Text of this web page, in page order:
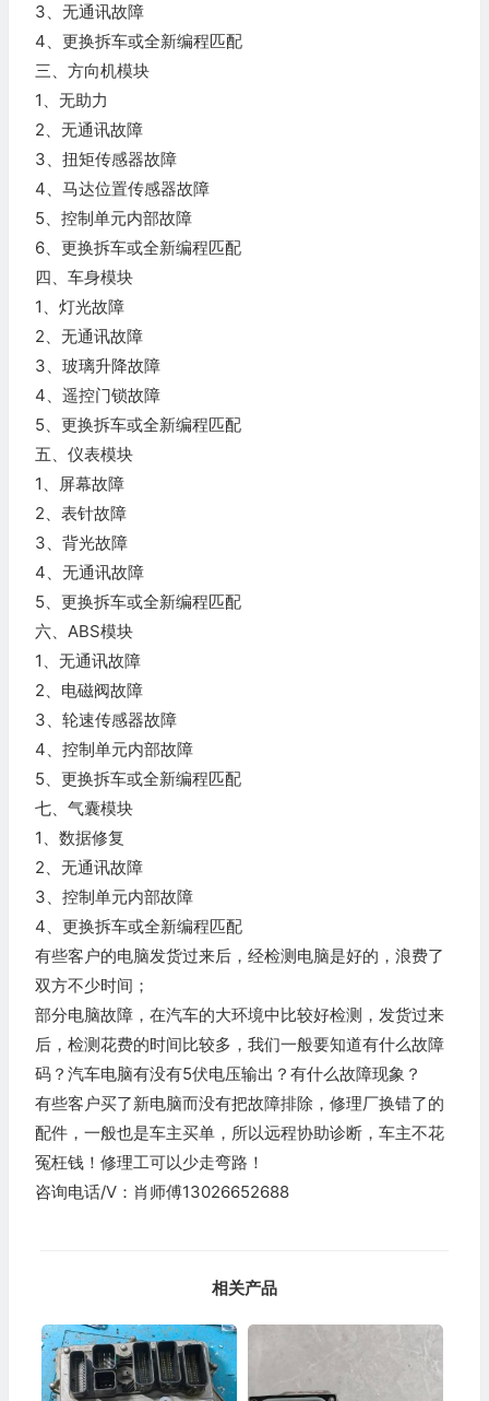
3、无通讯故障
4、更换拆车或全新编程匹配
三、方向机模块
1、无助力
2、无通讯故障
3、扭矩传感器故障
4、马达位置传感器故障
5、控制单元内部故障
6、更换拆车或全新编程匹配
四、车身模块
1、灯光故障
2、无通讯故障
3、玻璃升降故障
4、遥控门锁故障
5、更换拆车或全新编程匹配
五、仪表模块
1、屏幕故障
2、表针故障
3、背光故障
4、无通讯故障
5、更换拆车或全新编程匹配
六、ABS模块
1、无通讯故障
2、电磁阀故障
3、轮速传感器故障
4、控制单元内部故障
5、更换拆车或全新编程匹配
七、气囊模块
1、数据修复
2、无通讯故障
3、控制单元内部故障
4、更换拆车或全新编程匹配
有些客户的电脑发货过来后，经检测电脑是好的，浪费了
双方不少时间；
部分电脑故障，在汽车的大环境中比较好检测，发货过来
后，检测花费的时间比较多，我们一般要知道有什么故障
码？汽车电脑有没有5伏电压输出？有什么故障现象？
有些客户买了新电脑而没有把故障排除，修理厂换错了的
配件，一般也是车主买单，所以远程协助诊断，车主不花
冤枉钱！修理工可以少走弯路！
咨询电话/V：肖师傅13026652688
相关产品